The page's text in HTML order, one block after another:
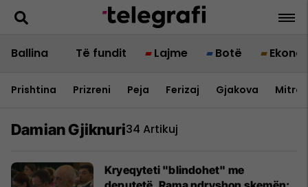
Ballina Të fundit Lajme Botë
Prishtina Prizreni Peja Ferizaj Gjakova
Damian Gjiknuri34 Artikuj
Kryeqyteti "blindohet" me